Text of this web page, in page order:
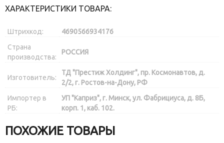
ХАРАКТЕРИСТИКИ ТОВАРА:
Штрихкод:
4690566934176
Страна
производства:
РОССИЯ
Изготовитель:
ТД "Престиж Холдинг", пр. Космонавтов, д.
2/2, г. Ростов-на-Дону, РФ
Импортер в
РБ:
УП "Каприз", г. Минск, ул. Фабрициуса, д. 8Б,
корп. 1, каб. 102.
ПОХОЖИЕ ТОВАРЫ